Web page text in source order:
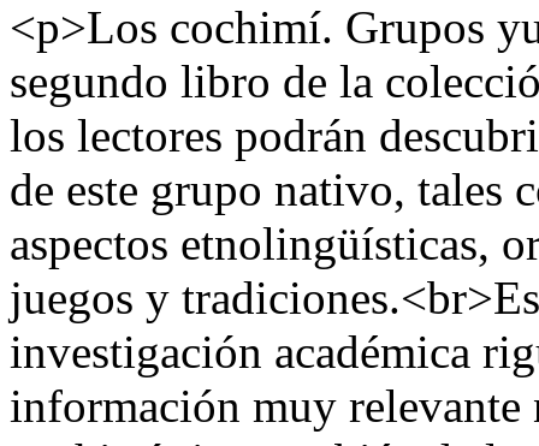
<p>Los cochimí. Grupos
segundo libro de la
los lectores podrán
de este grupo nativo, tales
aspectos etnolingüísticas,
juegos y
investigación académica
información muy relevante